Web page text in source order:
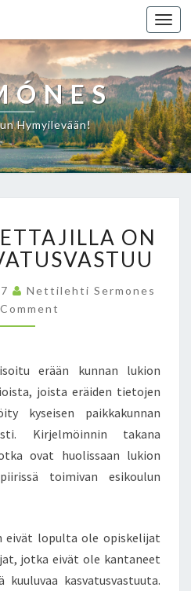
Hymyilevään!
K
I
O
N
O
T
T
A
L
L
N
Y
Ö
ON
Nettilehti Sermones
erään kunnan lukion
joista eräiden tietojen
kyseisen paikkakunnan
Kirjelmöinnin takana
ovat huolissaan lukion
toimivan esikoulun
eivät lopulta ole opiskelijat
jotka eivät ole kantaneet
kasvatusvastuuta.